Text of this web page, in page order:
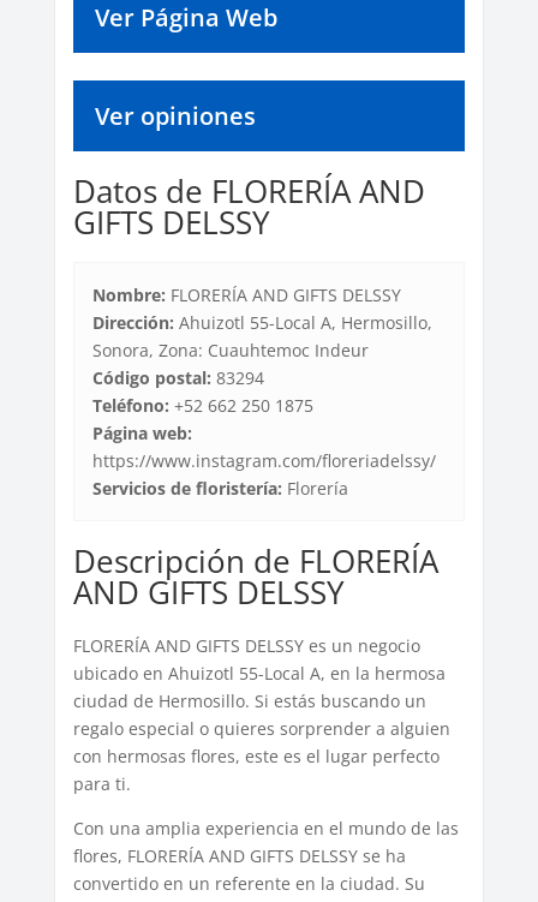
Ver Página Web
Ver opiniones
Datos de FLORERÍA AND
GIFTS DELSSY
Nombre: FLORERÍA AND GIFTS DELSSY
Dirección: Ahuizotl 55-Local A, Hermosillo,
Sonora, Zona: Cuauhtemoc Indeur
Código postal: 83294
Teléfono: +52 662 250 1875
Página web:
https://www.instagram.com/floreriadelssy/
Servicios de floristería: Florería
Descripción de FLORERÍA
AND GIFTS DELSSY
FLORERÍA AND GIFTS DELSSY es un negocio
ubicado en Ahuizotl 55-Local A, en la hermosa
ciudad de Hermosillo. Si estás buscando un
regalo especial o quieres sorprender a alguien
con hermosas flores, este es el lugar perfecto
para ti.
Con una amplia experiencia en el mundo de las
flores, FLORERÍA AND GIFTS DELSSY se ha
convertido en un referente en la ciudad. Su